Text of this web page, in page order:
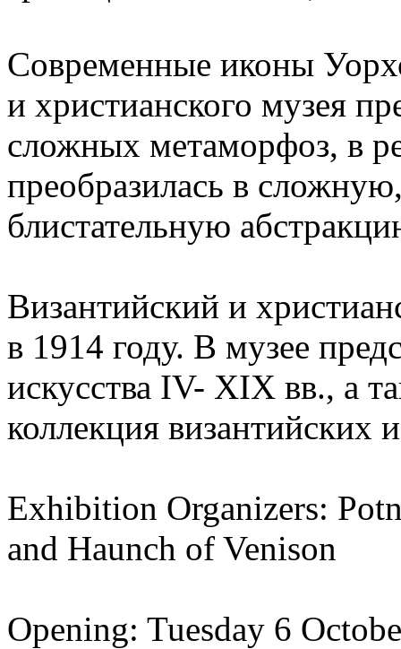
Современные иконы
и христианского музея
сложных метаморфоз, в
преобразилась в
блистательную
Византийский и
в 1914 году. В музее
искусства IV- XIX вв., а
коллекция византийских
Exhibition Organizers:
and Haunch of Venison
Opening: Tuesday 6